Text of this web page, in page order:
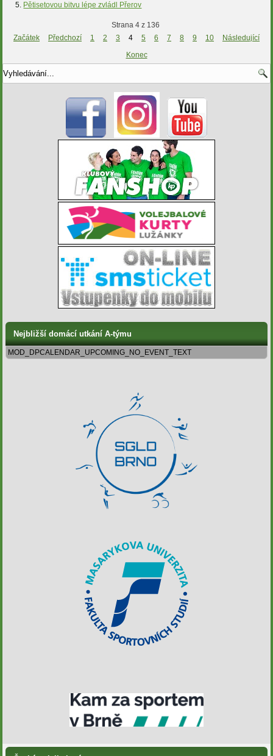
Pětisetovou bitvu lépe zvládl Přerov
Strana 4 z 136
Začátek
Předchozí 1 2 3 4 5 6 7 8 9 10
Následující
Konec
Nejbližší domácí utkání A-týmu
MOD_DPCALENDAR_UPCOMING_NO_EVENT_TEXT